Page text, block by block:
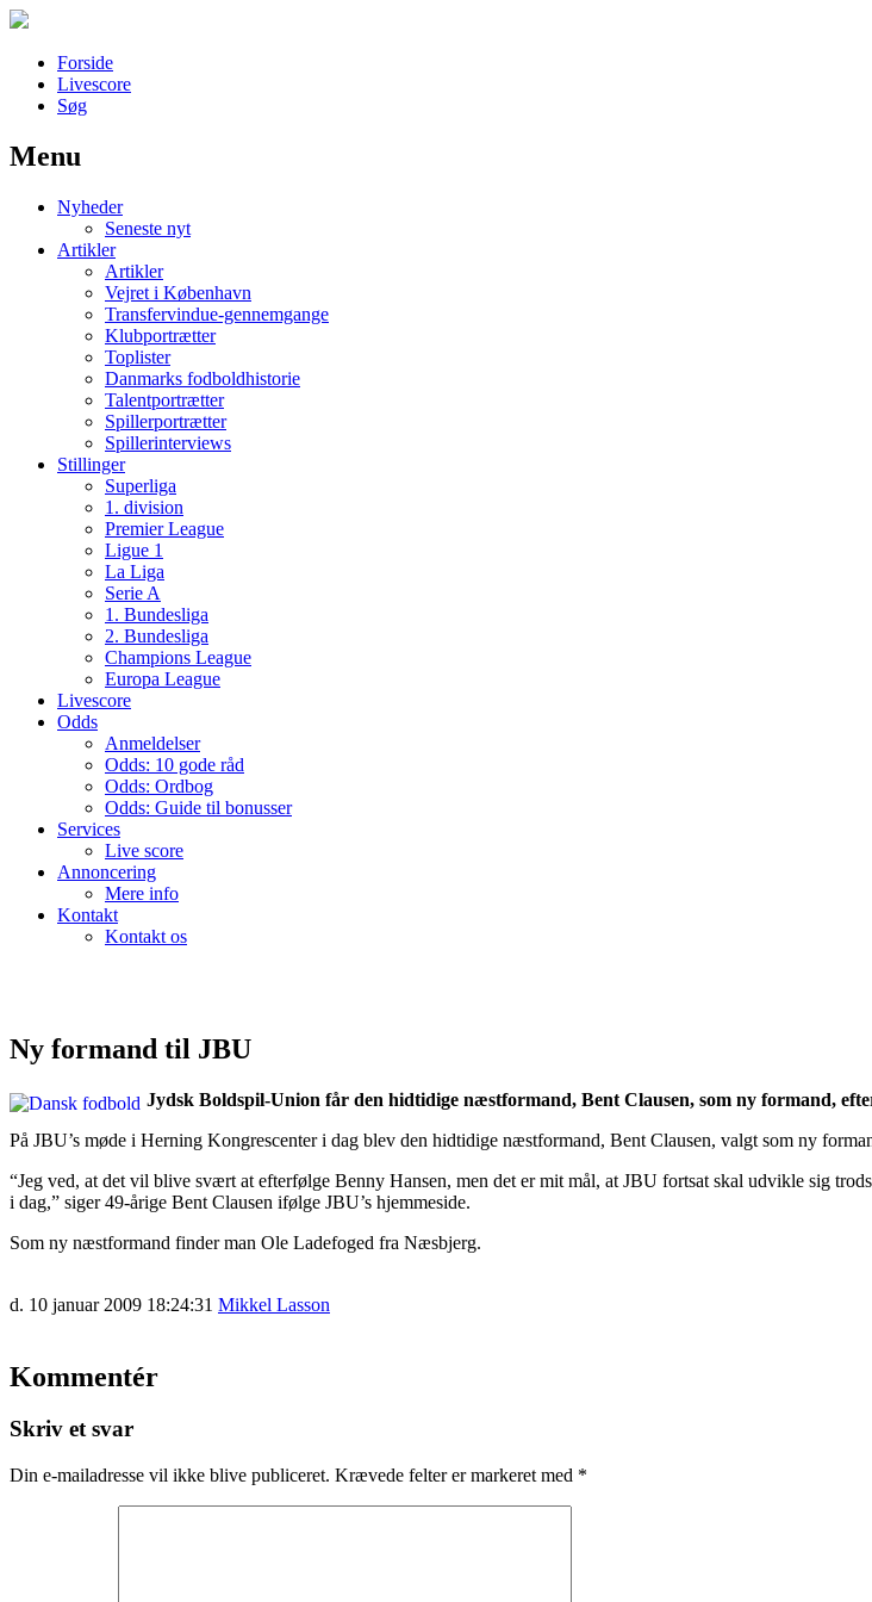
Forside
Livescore
Søg
Наши партнеры
лучшие займы
Menu
Nyheder
Seneste nyt
Artikler
Artikler
Vejret i København
Transfervindue-gennemgange
Klubportrætter
Toplister
Danmarks fodboldhistorie
Talentportrætter
Spillerportrætter
Spillerinterviews
Stillinger
Superliga
1. division
Premier League
Ligue 1
La Liga
Serie A
1. Bundesliga
2. Bundesliga
Champions League
Europa League
Livescore
Odds
Anmeldelser
Odds: 10 gode råd
Odds: Ordbog
Odds: Guide til bonusser
Services
Live score
Annoncering
Mere info
Kontakt
Kontakt os
Ny formand til JBU
Jydsk Boldspil-Union får den hidtidige næstformand, Bent Clausen, som ny formand,
På JBU’s møde i Herning Kongrescenter i dag blev den hidtidige næstformand, Bent Clausen, valgt som ny
“Jeg ved, at det vil blive svært at efterfølge Benny Hansen, men det er mit mål, at JBU fortsat skal udvikle sig
i dag,” siger 49-årige Bent Clausen ifølge JBU’s hjemmeside.
Som ny næstformand finder man Ole Ladefoged fra Næsbjerg.
d. 10 januar 2009 18:24:31 Mikkel Lasson
Kommentér
Skriv et svar
Din e-mailadresse vil ikke blive publiceret. Krævede felter er markeret med *